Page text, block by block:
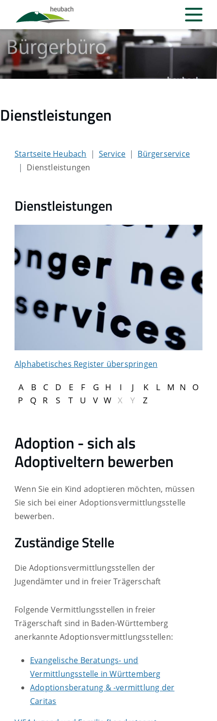
Dienstleistungen
Startseite Heubach Service
Bürgerservice
Dienstleistungen
Dienstleistungen
Alphabetisches Register überspringen
A B C D E F G H I J K L M N
O
P
Q R S T U V W X Y Z
Adoption - sich als
Adoptiveltern bewerben
Wenn Sie ein Kind adoptieren möchten, müssen
Sie sich bei einer Adoptionsvermittlungsstelle
bewerben.
Zuständige Stelle
Die Adoptionsvermittlungsstellen der
Jugendämter und in freier Trägerschaft
Folgende Vermittlungsstellen in freier
Trägerschaft sind in Baden-Württemberg
anerkannte Adoptionsvermittlungsstellen:
Evangelische Beratungs- und
Vermittlungsstelle in Württemberg
Adoptionsberatung & -vermittlung der
Caritas